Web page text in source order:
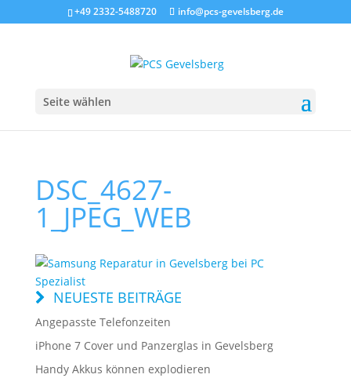
+49 2332-5488720 info@pcs-gevelsberg.de
Seite wählen
DSC_4627-
1_JPEG_WEB
NEUESTE BEITRÄGE
Angepasste Telefonzeiten
iPhone 7 Cover und Panzerglas in Gevelsberg
Handy Akkus können explodieren